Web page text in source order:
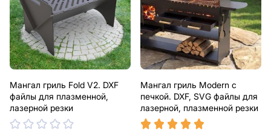
Мангал гриль Fold V2. DXF
файлы для плазменной,
лазерной резки
Мангал гриль Modern с
печкой. DXF, SVG файлы для
лазерной, плазменной резки